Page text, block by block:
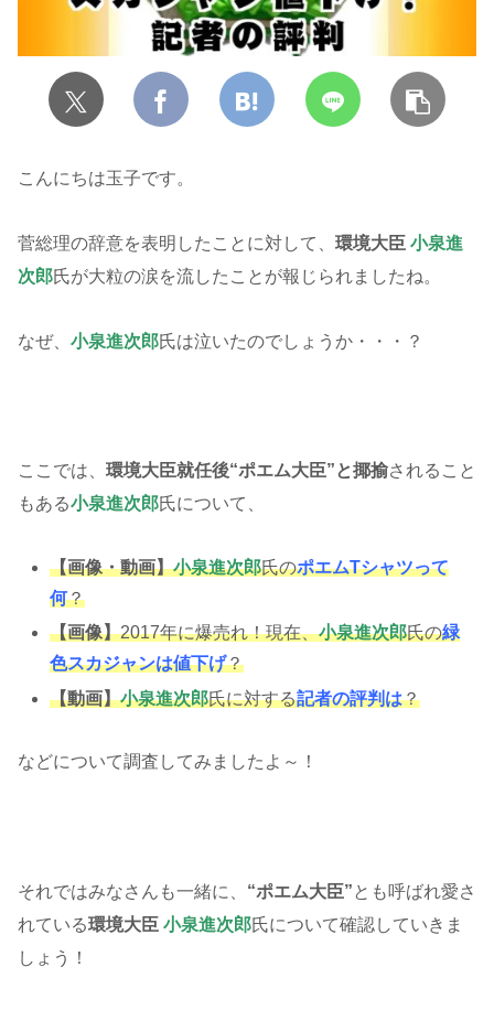
こんにちは玉子です。
菅総理の辞意を表明したことに対して、 環境大臣 小泉進
次郎氏が大粒の涙を流したことが報じられましたね。
なぜ、 小泉進次郎氏は泣いたのでしょうか・・・？
ここでは、 環境大臣就任後“ポエム大臣”と揶揄されること
もある小泉進次郎氏について、
【画像・動画】小泉進次郎氏のポエムTシャツって
何？
【画像】2017年に爆売れ！現在、小泉進次郎氏の緑
色スカジャンは値下げ？
【動画】小泉進次郎氏に対する記者の評判は？
などについて調査してみましたよ～！
それではみなさんも一緒に、 “ポエム大臣” とも呼ばれ愛さ
れている環境大臣 小泉進次郎氏について確認していきま
しょう！